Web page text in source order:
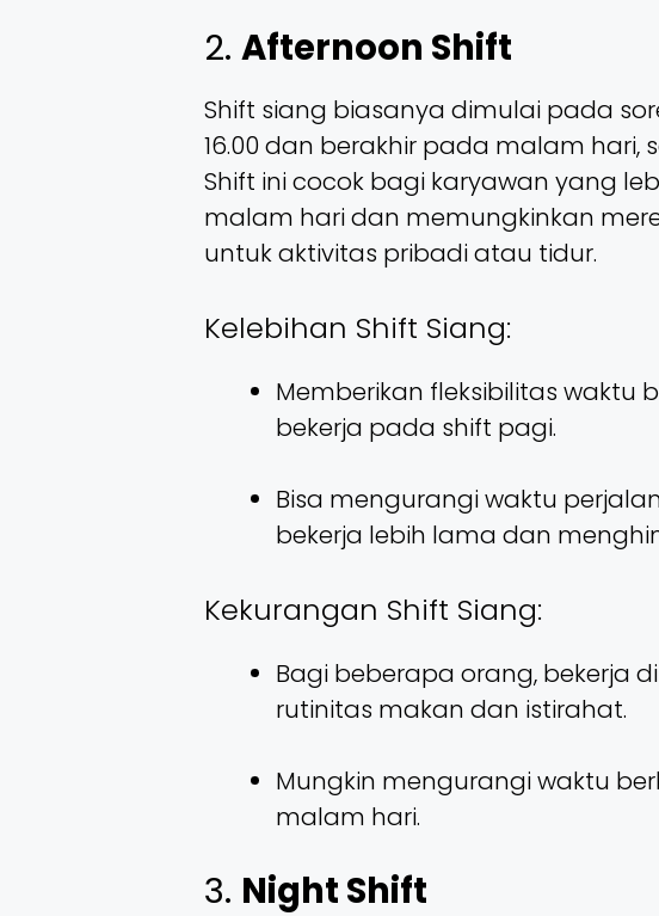
2.Afternoon Shift
Shift siang biasanya dimulai pada
16.00 dan berakhir pada malam hari,
Shift ini cocok bagi karyawan yang
malam hari dan memungkinkan
untuk aktivitas pribadi atau tidur.
Kelebihan Shift Siang:
Memberikan fleksibilitas waktu
bekerja pada shift pagi.
Bisa mengurangi waktu
bekerja lebih lama dan
Kekurangan Shift Siang:
Bagi beberapa orang, bekerja
rutinitas makan dan istirahat.
Mungkin mengurangi waktu
malam hari.
3. Night Shift